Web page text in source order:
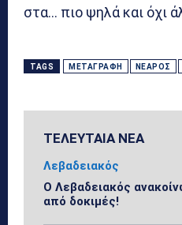
στα… πιο ψηλά και όχι
TAGS ΜΕΤΑΓΡΑΦΉ ΝΕΑΡΌΣ
ΤΕΛΕΥΤΑΙΑ ΝΕΑ
Λεβαδειακός
Ο Λεβαδειακός
από δοκιμές!